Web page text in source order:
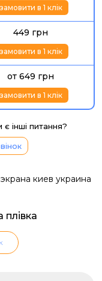
замовити в 1 клік
449 грн
замовити в 1 клік
от 649 грн
замовити в 1 клік
інші питання?
плівка